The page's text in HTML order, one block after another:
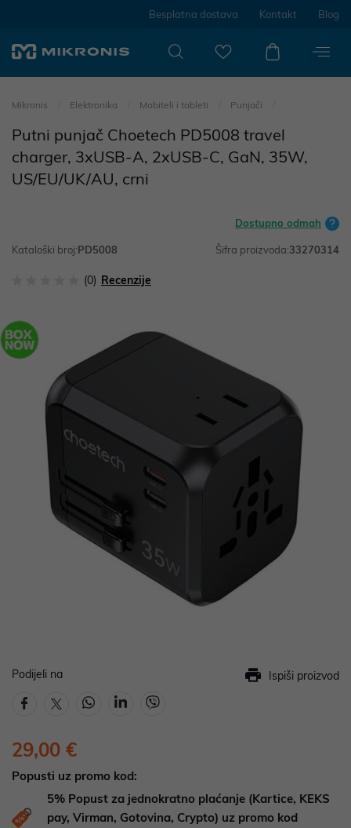
Besplatna dostava Kontakt Blog
Mikronis Elektronika Mobiteli i tableti Punjači
Putni punjač Choetech PD5008 travel
charger, 3xUSB-A, 2xUSB-C, GaN, 35W,
US/EU/UK/AU, crni
Dostupno odmah
Kataloški broj:PD5008 Šifra proizvoda:33270314
(0) Recenzije
Podijeli na Ispiši proizvod
29,00 €
Popusti uz promo kod:
5% Popust za jednokratno plaćanje (Kartice, KEKS
pay, Virman, Gotovina, Crypto) uz promo kod